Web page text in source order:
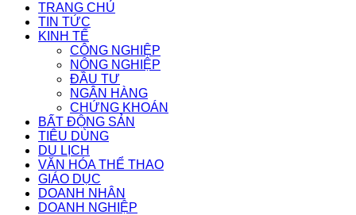
TRANG CHỦ
TIN TỨC
KINH TẾ
CÔNG NGHIỆP
NÔNG NGHIỆP
ĐẦU TƯ
NGÂN HÀNG
CHỨNG KHOÁN
BẤT ĐỘNG SẢN
TIÊU DÙNG
DU LỊCH
VĂN HÓA THỂ THAO
GIÁO DỤC
DOANH NHÂN
DOANH NGHIỆP